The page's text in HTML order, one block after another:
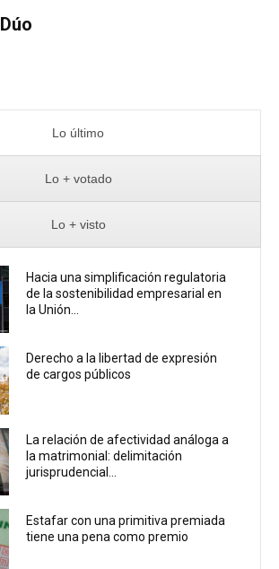
Dúo
Lo último
Lo + votado
Lo + visto
Hacia una simplificación regulatoria
de la sostenibilidad empresarial en
la Unión...
Derecho a la libertad de expresión
de cargos públicos
La relación de afectividad análoga a
la matrimonial: delimitación
jurisprudencial...
Estafar con una primitiva premiada
tiene una pena como premio